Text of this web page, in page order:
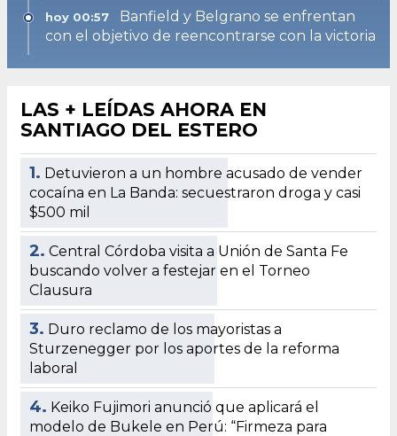
hoy 00:57
Banfield y Belgrano se enfrentan
con el objetivo de reencontrarse con la victoria
LAS + LEÍDAS AHORA EN
SANTIAGO DEL ESTERO
1. Detuvieron a un hombre acusado de vender
cocaína en La Banda: secuestraron droga y casi
$500 mil
2. Central Córdoba visita a Unión de Santa Fe
buscando volver a festejar en el Torneo
Clausura
3. Duro reclamo de los mayoristas a
Sturzenegger por los aportes de la reforma
laboral
4. Keiko Fujimori anunció que aplicará el
modelo de Bukele en Perú: “Firmeza para